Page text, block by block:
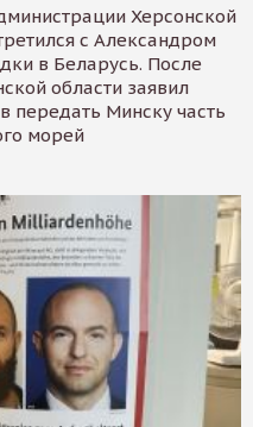
Херсонской
с Александром
в Беларусь. После
области заявил
передать Минску часть
морей